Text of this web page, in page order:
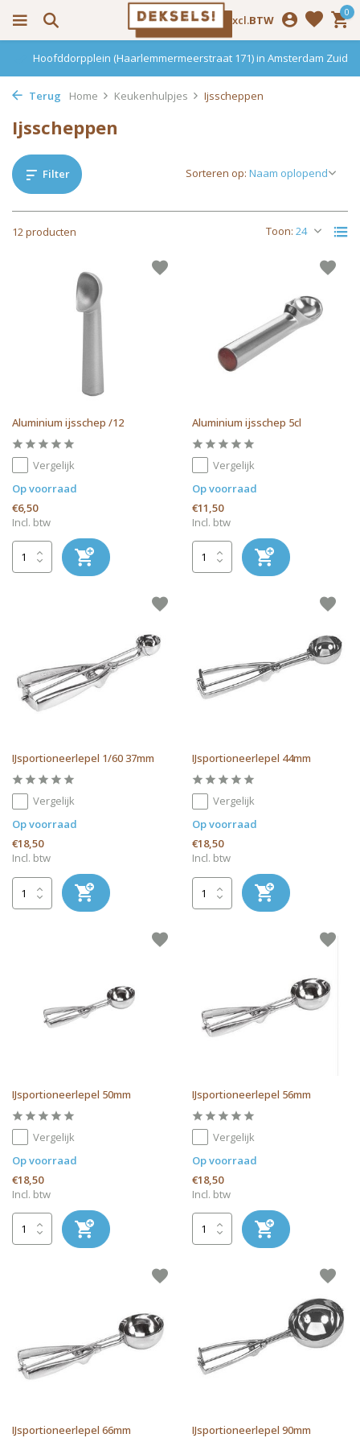
Incl. Excl.BTW
0
Hoofddorpplein (Haarlemmermeerstraat 171) in Amsterdam Zuid
Terug Home Keukenhulpjes Ijsscheppen
Ijsscheppen
Filter
12 producten Toon:
Sorteren op:
Aluminium ijsschep /12
Vergelijk
Op voorraad
€6,50
Incl. btw
Aluminium ijsschep 5cl
Vergelijk
Op voorraad
€11,50
Incl. btw
IJsportioneerlepel 1/60 37mm
Vergelijk
Op voorraad
€18,50
Incl. btw
IJsportioneerlepel 44mm
Vergelijk
Op voorraad
€18,50
Incl. btw
IJsportioneerlepel 50mm
Vergelijk
Op voorraad
€18,50
Incl. btw
IJsportioneerlepel 56mm
Vergelijk
Op voorraad
€18,50
Incl. btw
IJsportioneerlepel 66mm IJsportioneerlepel 90mm